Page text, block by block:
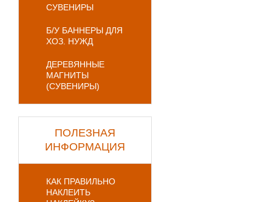
СУВЕНИРЫ
Б/У БАННЕРЫ ДЛЯ
ХОЗ. НУЖД
ДЕРЕВЯННЫЕ
МАГНИТЫ
(СУВЕНИРЫ)
ПОЛЕЗНАЯ
ИНФОРМАЦИЯ
КАК ПРАВИЛЬНО
НАКЛЕИТЬ